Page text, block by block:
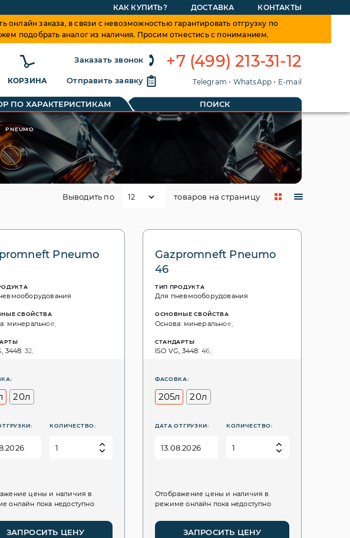
КАК КУПИТЬ? ДОСТАВКА
КОНТАКТЫ
заказа, в связи с невозможностью гарантировать отгрузку по
подобрать аналог из наличия. Просим отнестись с пониманием.
КОРЗИНА
Заказать звонок
Отправить заявку
+7 (499) 213-31-12
Telegram • WhatsApp • E-mail
ПОИСК
ПО ХАРАКТЕРИСТИКАМ
PNEUMO
Выводить по товаров на страницу
Pneumo
СВОЙСТВА
минеральное;
3448: 32;
20л
КОЛИЧЕСТВО:
цены и наличия в
онлайн пока недоступно
ЗАПРОСИТЬ ЦЕНУ
Gazpromneft Pneumo
46
ТИП ПРОДУКТА
Для пневмооборудования
ОСНОВНЫЕ СВОЙСТВА
Основа: минеральное;
СТАНДАРТЫ
ISO VG, 3448: 46;
ФАСОВКА:
205л 20л
ДАТА ОТГРУЗКИ: КОЛИЧЕСТВО:
Отображение цены и наличия в
режиме онлайн пока недоступно
ЗАПРОСИТЬ ЦЕНУ